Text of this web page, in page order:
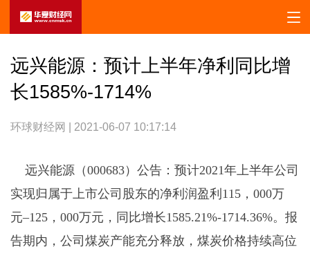
远兴能源：预计上半年净利同比增
长1585%-1714%
环球财经网 | 2021-06-07 10:17:14
远兴能源（000683）公告：预计2021年上半年公司
实现归属于上市公司股东的净利润盈利115，000万
元–125，000万元，同比增长1585.21%-1714.36%。报
告期内，公司煤炭产能充分释放，煤炭价格持续高位